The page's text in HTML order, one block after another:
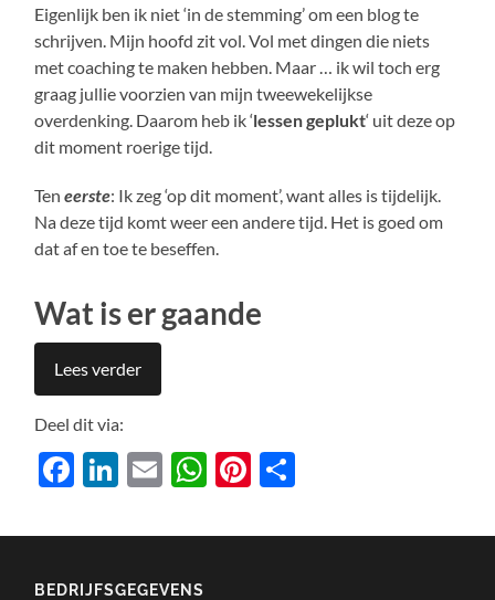
Eigenlijk ben ik niet ‘in de stemming’ om een blog te
schrijven. Mijn hoofd zit vol. Vol met dingen die niets
met coaching te maken hebben. Maar … ik wil toch erg
graag jullie voorzien van mijn tweewekelijkse
overdenking. Daarom heb ik ‘lessen geplukt‘ uit deze op
dit moment roerige tijd.
Teneerste: Ik zeg ‘op dit moment’, want alles is tijdelijk.
Na deze tijd komt weer een andere tijd. Het is goed om
dat af en toe te beseffen.
Wat is er gaande
Lees verder
Deel dit via:
Facebook
LinkedIn
EmailWhatsApp
Pinterest
BEDRIJFSGEGEVENS